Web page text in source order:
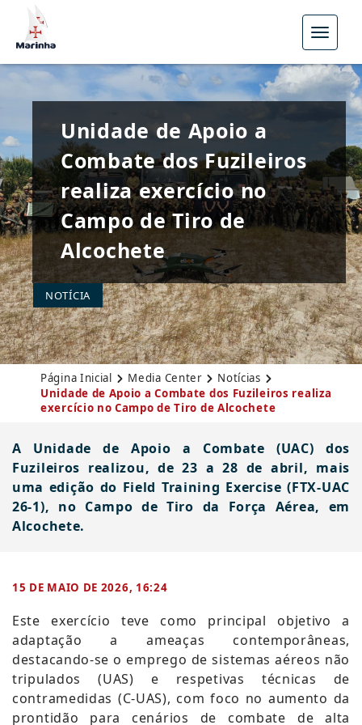
Menu
Unidade de Apoio a
Combate dos Fuzileiros
realiza exercício no
Campo de Tiro de
Alcochete
NOTÍCIA
Página Inicial Media Center
Notícias
Unidade de Apoio a Combate dos Fuzileiros realiza
exercício no Campo de Tiro de Alcochete
A Unidade de Apoio a Combate (UAC) dos
Fuzileiros realizou, de 23 a 28 de abril, mais
uma edição do Field Training Exercise (FTX-UAC
26-1), no Campo de Tiro da Força Aérea, em
Alcochete.
15 DE MAIO DE 2026, 16:24
​​Este exercício teve como principal objetivo a
adaptação a ameaças contemporâneas,
destacando-se o emprego de sistemas aéreos não
tripulados (UAS) e respetivas técnicas de
contramedidas (C-UAS), com foco no aumento da
prontidão para cenários de combate de alta